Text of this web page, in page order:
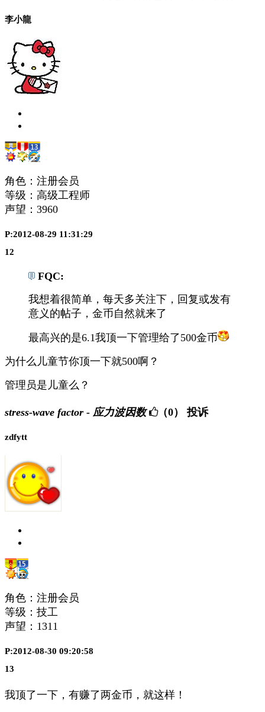
李小龍
角色：注册会员
等级：高级工程师
声望： 3960
P:2012-08-29 11:31:29
12
FQC:
我想着很简单，每天多关注下，回复或发有
意义的帖子，金币自然就来了
最高兴的是6.1我顶一下管理给了500金币
为什么儿童节你顶一下就500啊？
管理员是儿童么？
stress-wave factor - 应力波因数 （0） 投诉
zdfytt
角色：注册会员
等级：技工
声望： 1311
P:2012-08-30 09:20:58
13
我顶了一下，有赚了两金币，就这样！